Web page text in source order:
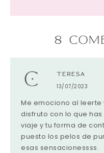
8
TERESA
13/07/2023
Me emociono al leerte
disfruto con lo que
viaje y tu forma de
puesto los pelos de
esas sensacionessss.